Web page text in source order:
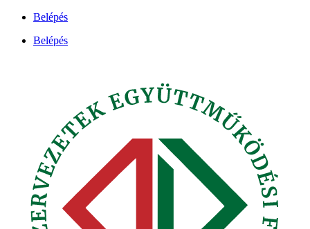
Ugrás
tartalomhoz
Belépés
Belépés